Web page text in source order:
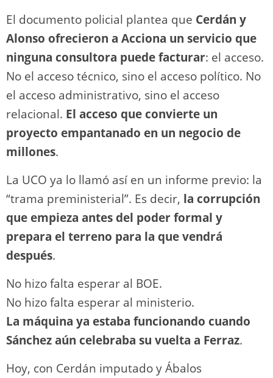
El documento policial plantea que Cerdán y
Alonso ofrecieron a Acciona un servicio que
ninguna consultora puede facturar: el acceso.
No el acceso técnico, sino el acceso político. No
el acceso administrativo, sino el acceso
relacional. El acceso que convierte un
proyecto empantanado en un negocio de
millones.
La UCO ya lo llamó así en un informe previo: la
“trama preministerial”. Es decir, la corrupción
que empieza antes del poder formal y
prepara el terreno para la que vendrá
después.
No hizo falta esperar al BOE.
No hizo falta esperar al ministerio.
La máquina ya estaba funcionando cuando
Sánchez aún celebraba su vuelta a Ferraz.
Hoy, con Cerdán imputado y Ábalos